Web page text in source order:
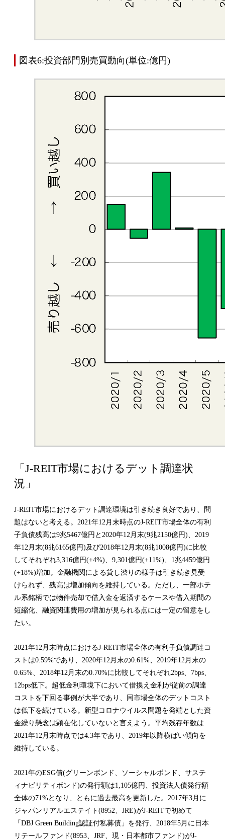
図表6:投資部門別売買動向(単位:億円)
「J-REIT市場におけるデット調達状
況」
J-REIT市場におけるデット調達環境は引き続き良好であり、問
題はないと考える。2021年12月末時点のJ-REIT市場全体の有利
子負債残高は9兆5467億円と2020年12月末(9兆2150億円)、2019
年12月末(8兆6165億円)及び2018年12月末(8兆1008億円)に比較
してそれぞれ3,316億円(+4%)、9,301億円(+11%)、1兆4459億円
(+18%)増加。金融機関による貸し渋りの様子は引き続き見受
けられず、残高は増加傾向を維持している。ただし、一部ホテ
ル系銘柄では物件売却で借入金を返済するケースや借入期間の
短縮化、融資関連費用の増加が見られる点には一定の留意をし
たい。
2021年12月末時点におけるJ-REIT市場全体の有利子負債調達コ
ストは0.59%であり、2020年12月末の0.61%、2019年12月末の
0.65%、2018年12月末の0.70%に比較してそれぞれ2bps、7bps、
12bps低下。超低金利環境下において借換え金利が従前の調達
コストを下回る事例が大半であり、同市場全体のデットコスト
は低下を続けている。新型コロナウイルス問題を発端とした資
金繰り懸念は顕在化していないと言えよう。平均残存年数は
2021年12月末時点では4.3年であり、2019年以降横ばい傾向を
維持している。
2021年のESG債(グリーンボンド、ソーシャルボンド、サステ
ィナビリティボンド)の発行額は1,105億円、投資法人債発行額
全体の71%となり、ともに過去最高を更新した。2017年3月に
ジャパンリアルエステイト(8952、JRE)がJ-REITで初めて
「DBJ Green Building認証付私募債」を発行、2018年5月に日本
リテールファンド(8953、JRF、現・日本都市ファンド)がJ-